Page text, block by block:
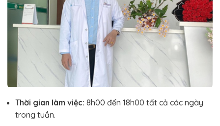
Thời gian làm việc: 8h00 đến 18h00 tất cả các ngày
trong tuần.